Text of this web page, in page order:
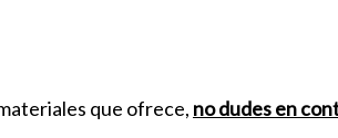
que ofrece, no dudes en